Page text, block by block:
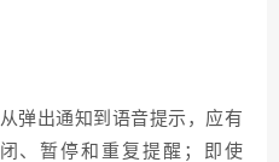
弹出通知到语音提示，应有
、暂停和重复提醒；即使